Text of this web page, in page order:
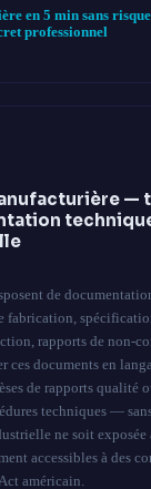
en 5 min sans
professionnel
—
de
fabrication,
rapports de non-
ces documents en
de rapports qualité
techniques —
ne soit exposée
accessibles à des
américain.